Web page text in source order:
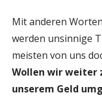
Mit anderen
werden unsinnige
meisten von uns
Wollen wir weiter
unserem Geld